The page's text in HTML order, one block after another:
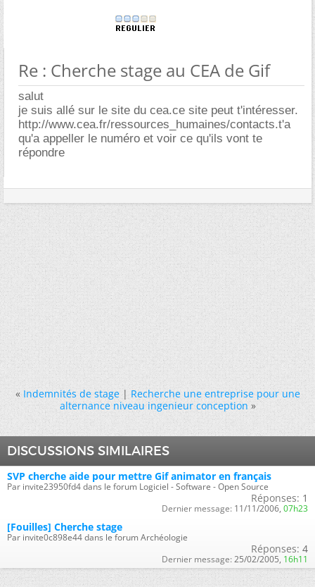
Re : Cherche stage au CEA de Gif
salut
je suis allé sur le site du cea.ce site peut t'intéresser.
http://www.cea.fr/ressources_humaines/contacts.t'a
qu'a appeller le numéro et voir ce qu'ils vont te
répondre
« Indemnités de stage|Recherche une entreprise pour une
alternance niveau ingenieur conception »
DISCUSSIONS SIMILAIRES
SVP cherche aide pour mettre Gif animator en français
Par invite23950fd4 dans le forum Logiciel - Software - Open Source
Réponses: 1
Dernier message: 11/11/2006, 07h23
[Fouilles] Cherche stage
Par invite0c898e44 dans le forum Archéologie
Réponses: 4
Dernier message: 25/02/2005, 16h11